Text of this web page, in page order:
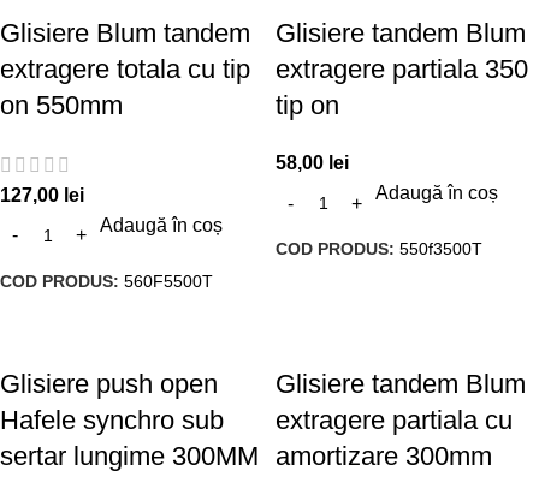
Glisiere Blum tandem
extragere totala cu tip
on 550mm
127,00 lei
Adaugă în coș
COD PRODUS: 560F5500T
Glisiere tandem Blum
extragere partiala 350
tip on
58,00 lei
Adaugă în coș
COD PRODUS: 550f3500T
Glisiere push open
Hafele synchro sub
sertar lungime 300MM
Glisiere tandem Blum
extragere partiala cu
amortizare 300mm